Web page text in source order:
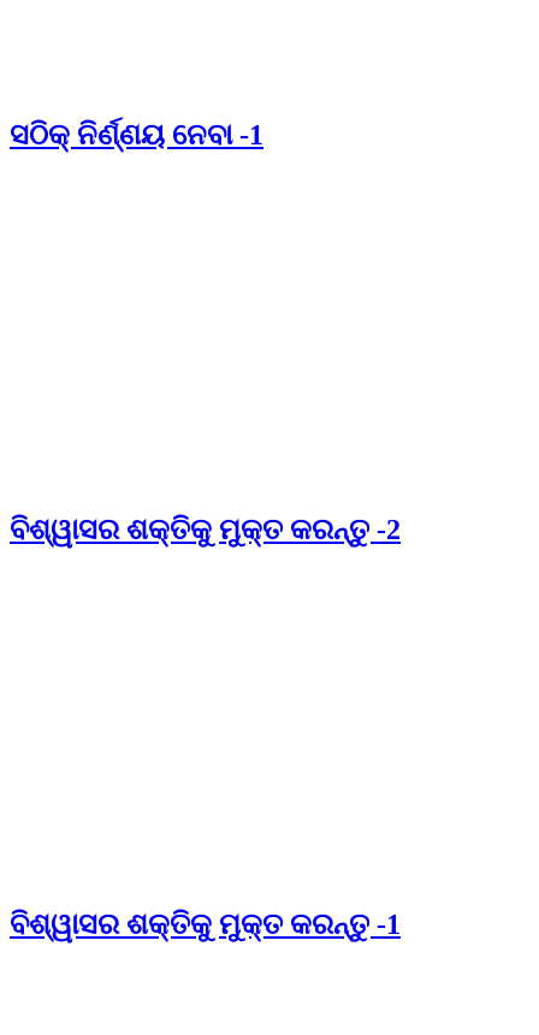
ସଠିକ୍ ନିର୍ଣ୍ଣୟ ନେବା -1
ବିଶ୍ୱାସର ଶକ୍ତିକୁ ମୁକ୍ତ କରନ୍ତୁ -2
ବିଶ୍ୱାସର ଶକ୍ତିକୁ ମୁକ୍ତ କରନ୍ତୁ -1